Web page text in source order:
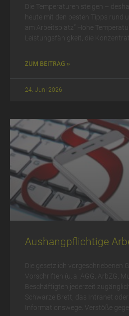
Die Temperaturen steigen –
heute mit den besten Tipps rund
am Arbeitsplatz“ Hohe
Leistungsfähigkeit, die
ZUM BEITRAG »
24. Juni 2026
Aushangpflichtige
Die gesetzlich vorgeschriebenen
Vorschriften (u. a. AGG, ArbZG,
Beschäftigten jederzeit
Schwarze Brett, das Intranet
Informationswege. Verstöße